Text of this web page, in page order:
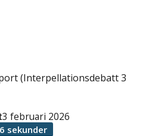
(Interpellationsdebatt 3
3 februari 2026
sekunder